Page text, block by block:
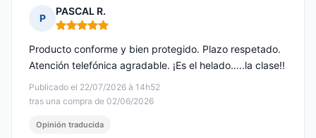
P
PASCAL R.
Nota: 5 de 5
Publicado el 22/07/2026 à 14h52
tras una compra de 02/06/2026
Producto conforme y bien protegido. Plazo respetado.
Atención telefónica agradable. ¡Es el helado.....la clase!!
Opinión traducida